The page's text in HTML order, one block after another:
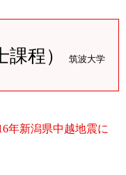
課程）
筑波大学
年新潟県中越地震に